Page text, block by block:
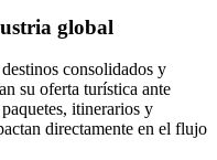
global
consolidados y
su oferta turística ante
itinerarios y
directamente en el flujo